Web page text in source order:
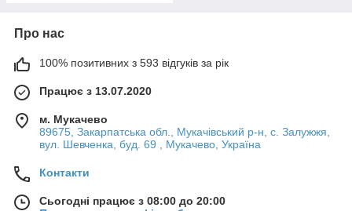
Про нас
100% позитивних з 593 відгуків за рік
Працює з 13.07.2020
м. Мукачево
89675, Закарпатська обл., Мукачівський р-н, с. Залужжя,
вул. Шевченка, буд. 69 , Мукачево, Україна
Контакти
Сьогодні працює з 08:00 до 20:00